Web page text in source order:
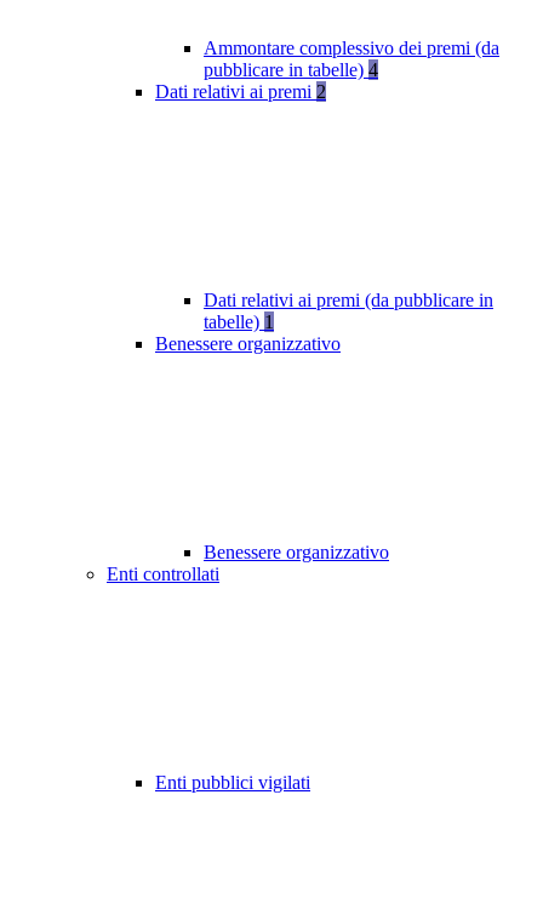
Ammontare complessivo dei premi (da
pubblicare in tabelle) 4
Dati relativi ai premi 2
Dati relativi ai premi (da pubblicare in
tabelle) 1
Benessere organizzativo
Benessere organizzativo
Enti controllati
Enti pubblici vigilati